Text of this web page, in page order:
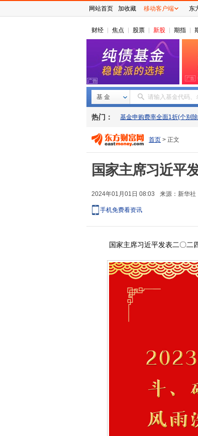
财经 焦点 股票 新股 期指
基 金 请输入基金代码、
热门： 基金申购费率全面1折(个别
首页 > 正文
国家主席习近平
2024年01月01日 08:03 来源： 新华社
手机免费看资讯
国家主席习近平发表二〇二四
网站首页 加收藏 移动客户端 东